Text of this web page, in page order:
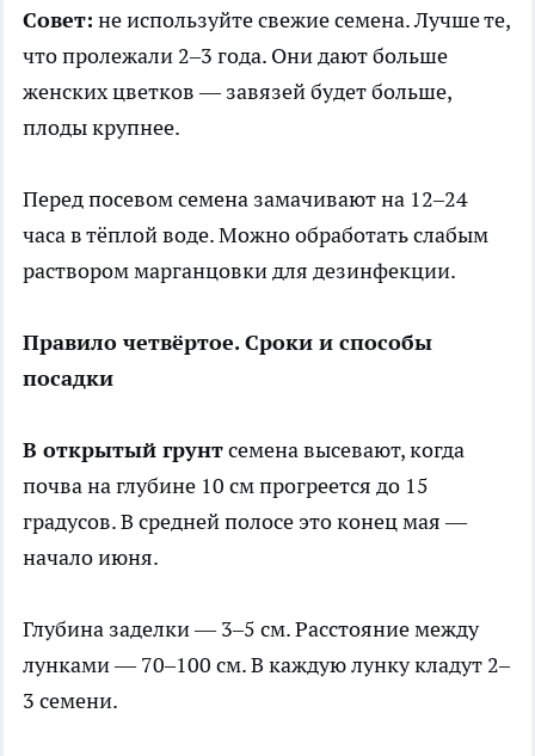
Совет: не используйте свежие семена. Лучше те,
что пролежали 2–3 года. Они дают больше
женских цветков — завязей будет больше,
плоды крупнее.
Перед посевом семена замачивают на 12–24
часа в тёплой воде. Можно обработать слабым
раствором марганцовки для дезинфекции.
Правило четвёртое. Сроки и способы
посадки
В открытый грунтсемена высевают, когда
почва на глубине 10 см прогреется до 15
градусов. В средней полосе это конец мая —
начало июня.
Глубина заделки — 3–5 см. Расстояние между
лунками — 70–100 см. В каждую лунку кладут 2–
3 семени.